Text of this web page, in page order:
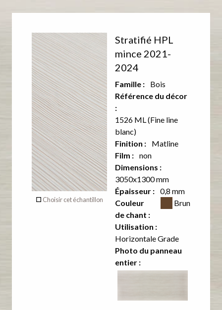
Décor
recto
Aucun
décor sur
le verso
de ce
produit
Verso
Choisir cet échantillon
Stratifié HPL
mince 2021-
2024
Famille :
Bois
Référence du décor
:
1526 ML (Fine line
blanc)
Finition :
Matline
Film : non
Dimensions :
3050x1300 mm
Épaisseur : 0,8 mm
Couleur
de chant :
Couleur CSS
Brun
Utilisation :
Horizontale Grade
Photo du panneau
entier :